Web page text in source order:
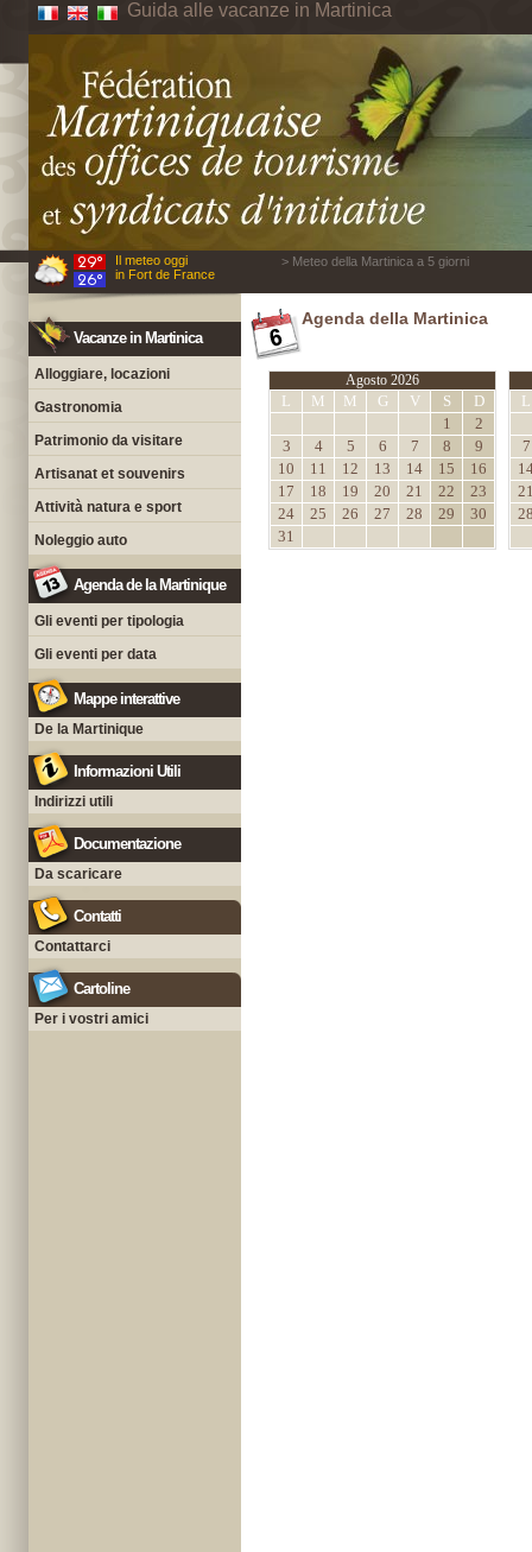
Guida alle vacanze in Martinica
Il meteo oggi
in Fort de France
> Meteo della Martinica a 5 giorni
Vacanze in Martinica
Alloggiare, locazioni
Gastronomia
Patrimonio da visitare
Artisanat et souvenirs
Attività natura e sport
Noleggio auto
Agenda de la Martinique
Gli eventi per tipologia
Gli eventi per data
Mappe interattive
De la Martinique
Informazioni Utili
Indirizzi utili
Documentazione
Da scaricare
Contatti
Contattarci
Cartoline
Per i vostri amici
Agenda della Martinica
Agosto 2026
L M M G V S
D
1
2
3
4 5 6 7 8
9
10
11 12 13 14 15
16
17
18 19 20 21 22
23
24
25 26 27 28 29
30
31
L
7